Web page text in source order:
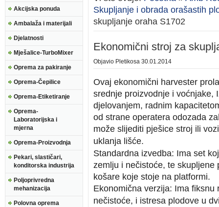
Akcijska ponuda
Ambalaža i materijali
Djelatnosti
Mješalice-TurboMixer
Oprema za pakiranje
Oprema-Čepilice
Oprema-Etiketiranje
Oprema-
Laboratorijska i
mjerna
Oprema-Proizvodnja
Pekari, slastičari,
konditorska industrija
Poljoprivredna
mehanizacija
Polovna oprema
Skupljanje i obrada orašastih
skupljanje oraha S1702
Ekonomični stroj za
Objavio Pletikosa 30.01.2014
Ovaj ekonomični harvester
srednje proizvodnje i voćnjake,
djelovanjem, radnim
od strane operatera odozada
može slijediti pješice stroj ili
uklanja lišće.
Standardna izvedba: Ima set
zemlju i nečistoće, te
košare koje stoje na platformi.
Ekonomična verzija: Ima
nečistoće, i istresa plodove u